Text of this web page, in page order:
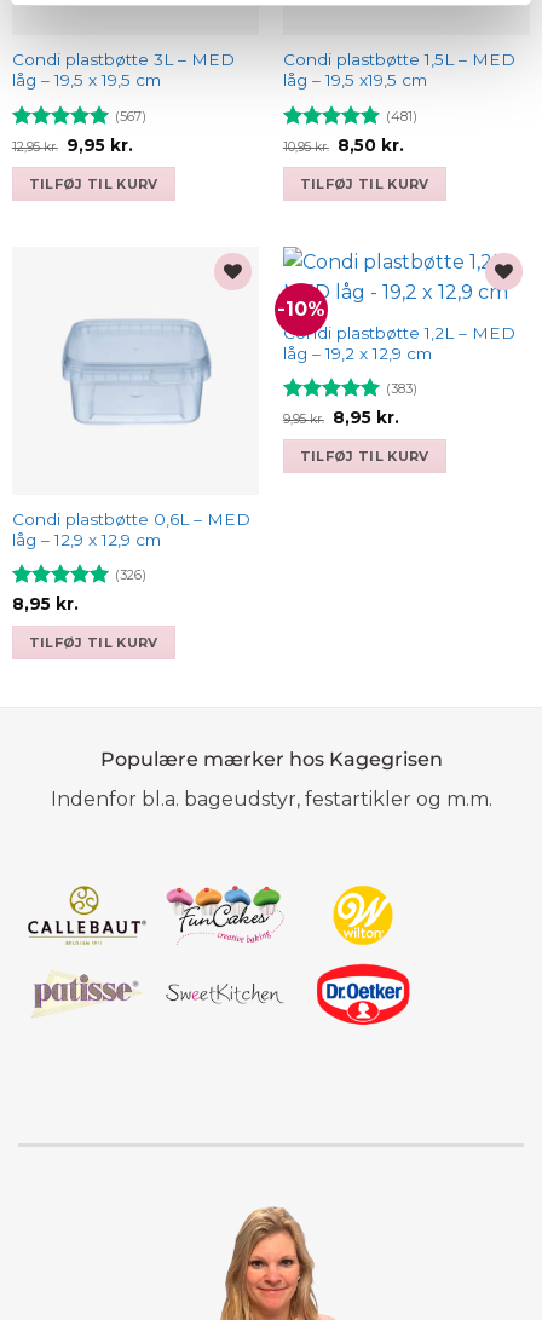
Condi plastbøtte 3L – MED
låg – 19,5 x 19,5 cm
Vurderet
4.93ud af
(567)
12,95kr.
Den
oprindelige
pris
var:
12,95 kr..
9,95 kr.Den
pris
er:
9,95 kr..
TILFØJ TIL KURV
Condi plastbøtte 1,5L – MED
låg – 19,5 x19,5 cm
Vurderet
4.9ud af
(481)
10,95kr.
Den
oprindelige
pris
var:
10,95 kr..
8,50 kr.Den
pris
er:
8,50 kr..
TILFØJ TIL KURV
wishlist
Condi plastbøtte 0,6L – MED
låg – 12,9 x 12,9 cm
Vurderet
4.93ud af
(326)
8,95 kr.
TILFØJ TIL KURV
-10%
wishlist
Condi plastbøtte 1,2L – MED
låg – 19,2 x 12,9 cm
Vurderet
4.93ud af
(383)
9,95kr.
Den
oprindelige
pris
var:
9,95 kr..
8,95 kr.Den
pris
er:
8,95 kr..
TILFØJ TIL KURV
Populære mærker hos Kagegrisen
Indenfor bl.a. bageudstyr, festartikler og m.m.